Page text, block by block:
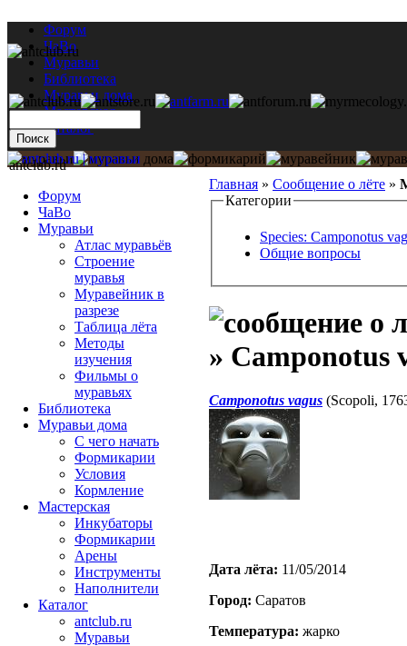
Форум
ЧаВо
Муравьи
Библиотека
Муравьи дома
Мастерская
Каталог
Главная » Сообщение о лёте »
Категории
Species: Camponotus
Общие вопросы
» Camponotus
Camponotus vagus (Scopoli,
Дата лёта: 11/05/2014
Город: Саратов
Температура: жарко
antclub.ru
Форум
ЧаВо
Муравьи
Атлас муравьёв
Строение
муравья
Муравейник в
разрезе
Таблица лёта
Методы
изучения
Фильмы о
муравьях
Библиотека
Муравьи дома
С чего начать
Формикарии
Условия
Кормление
Мастерская
Инкубаторы
Формикарии
Арены
Инструменты
Наполнители
Каталог
antclub.ru
Муравьи